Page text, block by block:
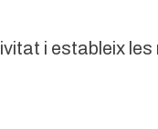
i estableix